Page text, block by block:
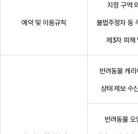
예약 및 이용규칙
지정 구역
불법주정차 등
제3자 피해
반려동물 캐
상태 제보 수
반려동물 오